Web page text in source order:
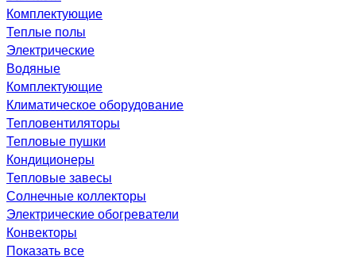
Комплектующие
Теплые полы
Электрические
Водяные
Комплектующие
Климатическое оборудование
Тепловентиляторы
Тепловые пушки
Кондиционеры
Тепловые завесы
Солнечные коллекторы
Электрические обогреватели
Конвекторы
Показать все